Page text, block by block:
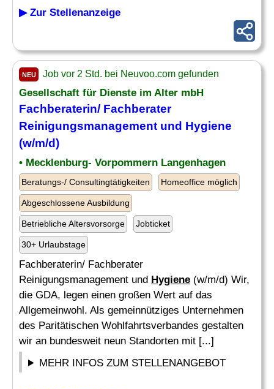
▶ Zur Stellenanzeige
NEU Job vor 2 Std. bei Neuvoo.com gefunden
Gesellschaft für Dienste im Alter mbH
Fachberaterin/ Fachberater
Reinigungsmanagement und Hygiene
(w/m/d)
• Mecklenburg- Vorpommern Langenhagen
Beratungs-/ Consultingtätigkeiten Homeoffice möglich
Abgeschlossene Ausbildung
Betriebliche Altersvorsorge Jobticket
30+ Urlaubstage
Fachberaterin/ Fachberater
Reinigungsmanagement und Hygiene (w/m/d) Wir,
die GDA, legen einen großen Wert auf das
Allgemeinwohl. Als gemeinnütziges Unternehmen
des Paritätischen Wohlfahrtsverbandes gestalten
wir an bundesweit neun Standorten mit [...]
MEHR INFOS ZUM STELLENANGEBOT